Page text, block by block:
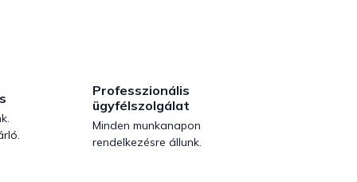
Professzionális
ügyfélszolgálat
Minden munkanapon
rendelkezésre állunk.